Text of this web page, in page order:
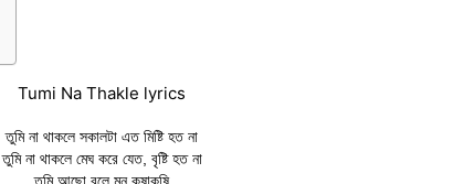
Tumi Na Thakle lyrics
তুমি না থাকলে সকালটা এত মিষ্টি হত না
তুমি না থাকলে মেঘ করে যেত, বৃষ্টি হত না
তুমি আছো বলে মন কষাকষি